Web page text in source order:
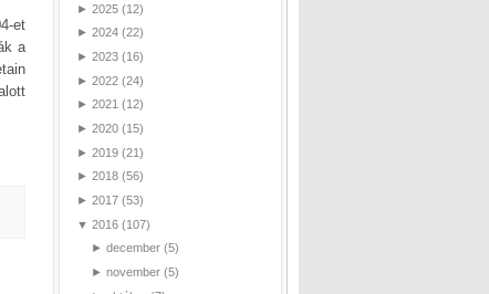
et
a
► 2025 (12)
► 2024 (22)
► 2023 (16)
► 2022 (24)
► 2021 (12)
► 2020 (15)
► 2019 (21)
► 2018 (56)
► 2017 (53)
▼ 2016 (107)
► december (5)
► november (5)